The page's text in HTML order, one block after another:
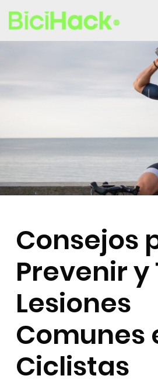
Bicicletas
Accesorios
Consultorio
Consejos
Prevenir
Lesiones
Comunes
Ciclistas